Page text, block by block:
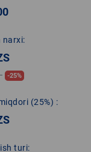
narxi:
-25%
(25%) :
turi: